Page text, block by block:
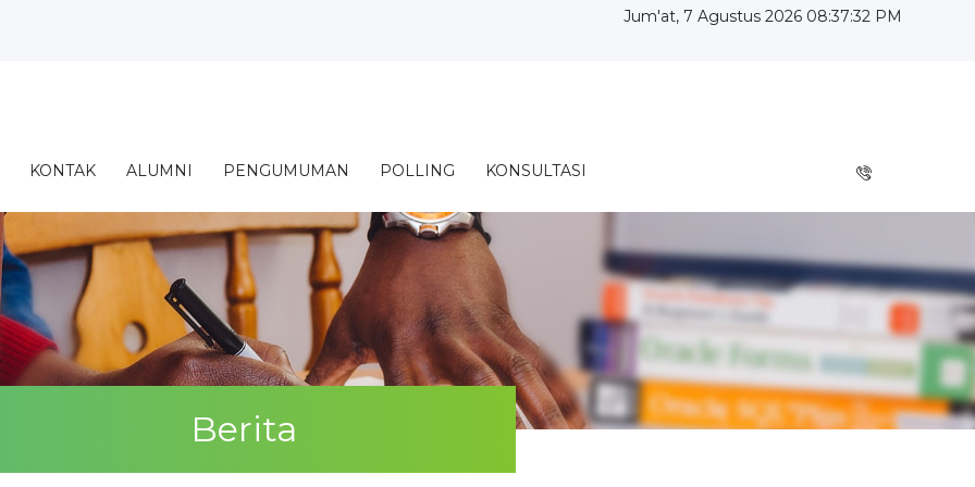
Al...
di S...
Jum'at, 7 Agustus 2026 08:37:33 PM
KONTAK ALUMNI PENGUMUMAN POLLING KONSULTASI
Berita